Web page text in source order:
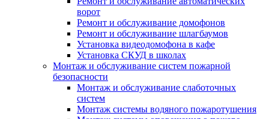
ворот
Ремонт и обслуживание домофонов
Ремонт и обслуживание шлагбаумов
Установка видеодомофона в кафе
Установка СКУД в школах
Монтаж и обслуживание систем пожарной
безопасности
Монтаж и обслуживание слаботочных
систем
Монтаж системы водяного пожаротушения